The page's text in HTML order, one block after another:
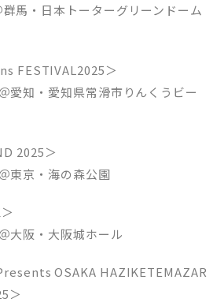
馬・日本トーターグリーンドーム
FESTIVAL2025＞
愛知・愛知県常滑市りんくうビー
2025＞
東京・海の森公園
大阪・大阪城ホール
OSAKA HAZIKETEMAZAR
＞